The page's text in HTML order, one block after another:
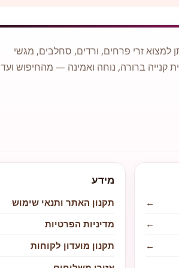
למצוא זרי פרחים, ורדים, סחלבים, מגשי
קנייה ברורה, נוחה ואמינה — מהחיפוש ועד
←
←
←
מידע
תקנון האתר ותנאי שימוש
מדיניות הפרטיות
תקנון מועדון לקוחות